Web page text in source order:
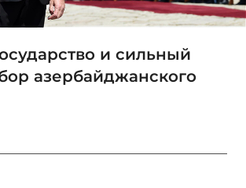
и сильный
азербайджанского